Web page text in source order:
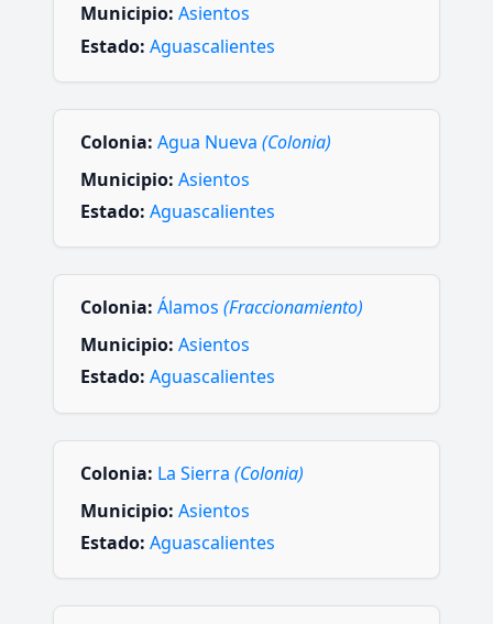
Municipio: Asientos
Estado: Aguascalientes
Colonia: Agua Nueva (Colonia)
Municipio: Asientos
Estado: Aguascalientes
Colonia: Álamos (Fraccionamiento)
Municipio: Asientos
Estado: Aguascalientes
Colonia: La Sierra (Colonia)
Municipio: Asientos
Estado: Aguascalientes